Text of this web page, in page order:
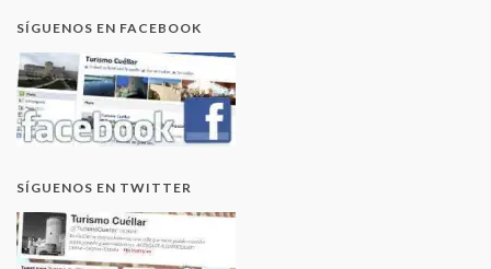
SÍGUENOS EN FACEBOOK
SÍGUENOS EN TWITTER